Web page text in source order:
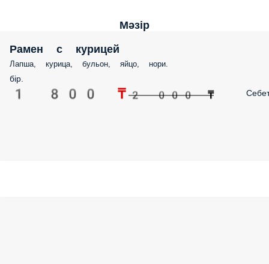
Мәзір
Рамен с курицей
Лапша, курица, бульон, яйцо, нори.
бір.
1 800 ₸ 2 000 ₸